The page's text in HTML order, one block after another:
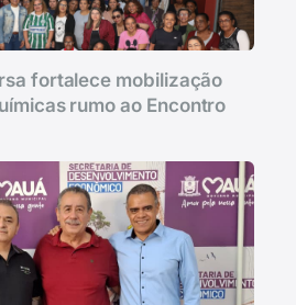
fortalece mobilização
rumo ao Encontro